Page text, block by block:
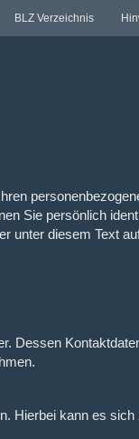
BLZ Verzeichnis
Sie persönlich
unter diesem Text
Dessen
Hierbei kann es